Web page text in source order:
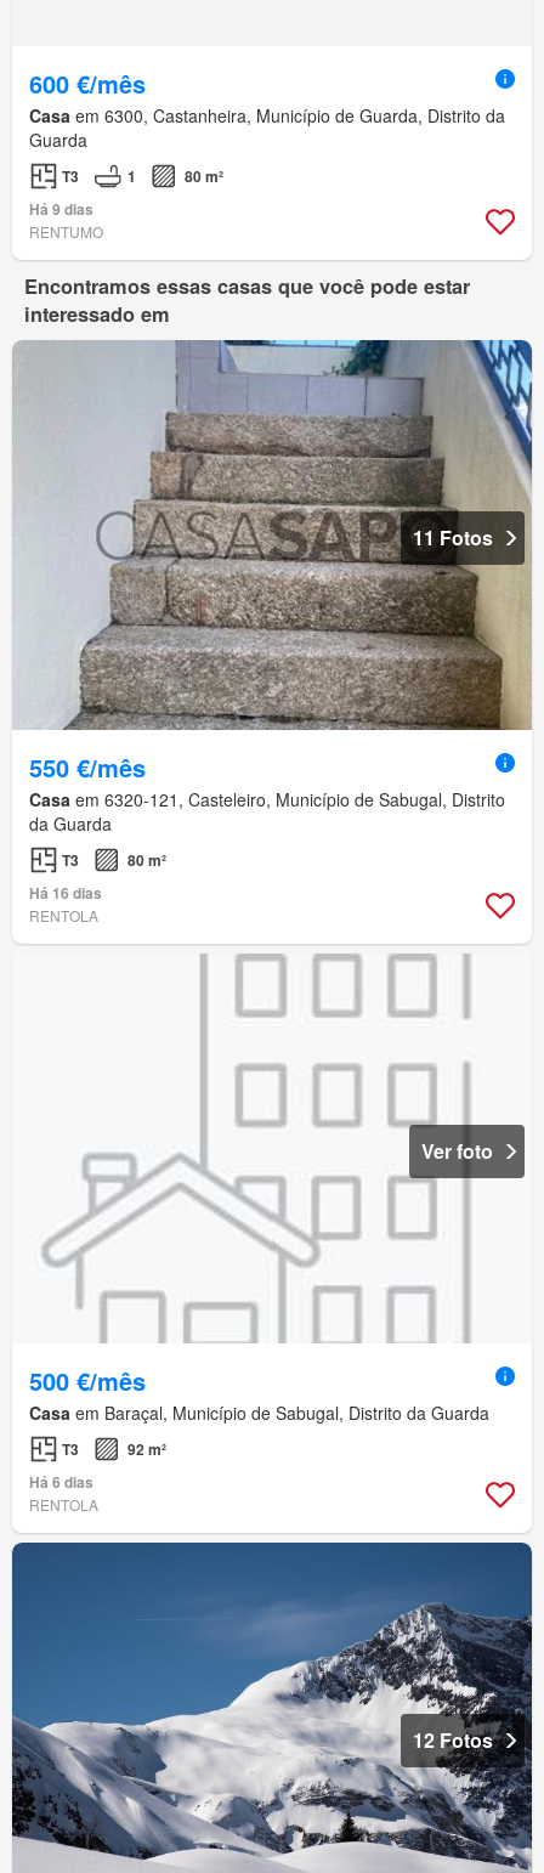
600 €/mês
Casa em 6300, Castanheira, Município de Guarda, Distrito da
Guarda
T3 1
80 m²
Há 9 dias
RENTUMO
Encontramos essas casas que você pode estar
interessado em
11 Fotos
550 €/mês
Casa em 6320-121, Casteleiro, Município de Sabugal, Distrito
da Guarda
T3
80 m²
Há 16 dias
RENTOLA
Ver foto
500 €/mês
Casa em Baraçal, Município de Sabugal, Distrito da Guarda
T3
92 m²
Há 6 dias
RENTOLA
12 Fotos